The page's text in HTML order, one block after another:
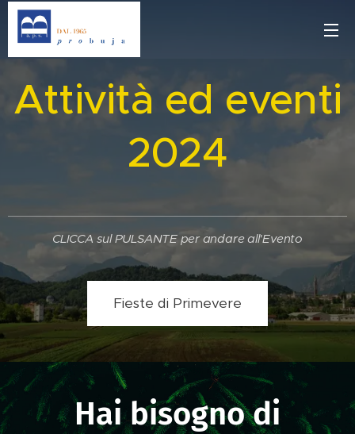
Attività ed eventi
2024
CLICCA sul PULSANTE per andare all'Evento
Fieste di Primevere
Hai bisogno di